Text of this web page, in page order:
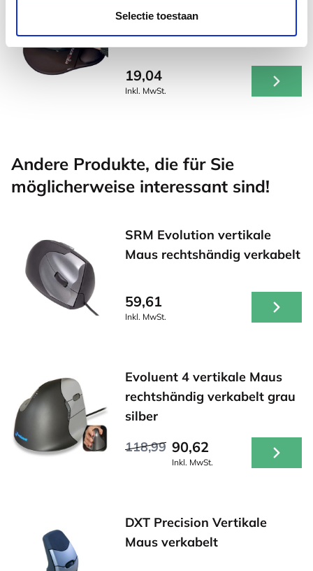
Selectie toestaan
Mauspad mit Gelfüllung
19,04
Inkl. MwSt.
Andere Produkte, die für Sie
möglicherweise interessant sind!
SRM Evolution vertikale
Maus rechtshändig verkabelt
59,61
Inkl. MwSt.
Evoluent 4 vertikale Maus
rechtshändig verkabelt grau
silber
118,99 90,62
Inkl. MwSt.
DXT Precision Vertikale
Maus verkabelt